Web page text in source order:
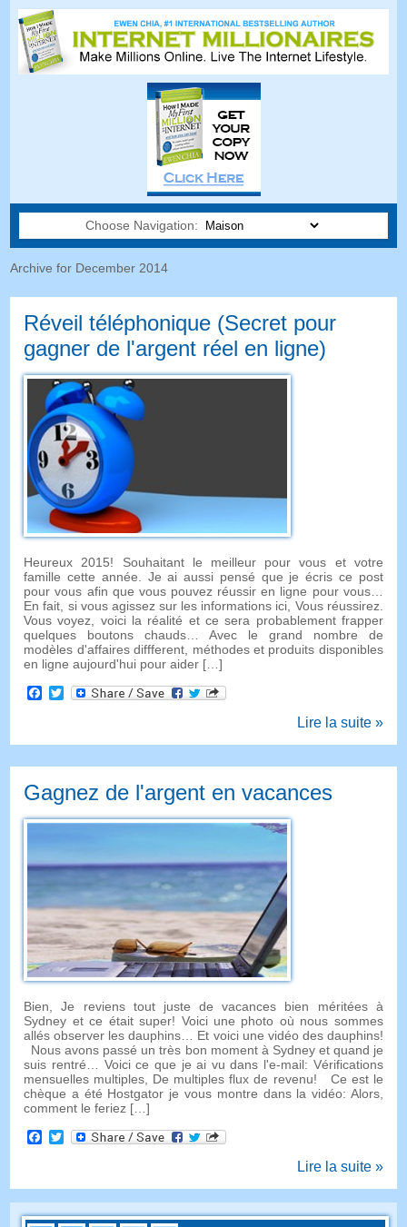
Choose Navigation:
Archive for December 2014
Réveil téléphonique (Secret pour
gagner de l'argent réel en ligne)
Heureux 2015! Souhaitant le meilleur pour vous et votre
famille cette année. Je ai aussi pensé que je écris ce post
pour vous afin que vous pouvez réussir en ligne pour vous…
En fait, si vous agissez sur les informations ici, Vous réussirez.
Vous voyez, voici la réalité et ce sera probablement frapper
quelques boutons chauds… Avec le grand nombre de
modèles d'affaires diffferent, méthodes et produits disponibles
en ligne aujourd'hui pour aider […]
Facebook
Twitter
Lire la suite »
Gagnez de l'argent en vacances
Bien, Je reviens tout juste de vacances bien méritées à
Sydney et ce était super! Voici une photo où nous sommes
allés observer les dauphins… Et voici une vidéo des dauphins!
Nous avons passé un très bon moment à Sydney et quand je
suis rentré… Voici ce que je ai vu dans l'e-mail: Vérifications
mensuelles multiples, De multiples flux de revenu! Ce est le
chèque a été Hostgator je vous montre dans la vidéo: Alors,
comment le feriez […]
Facebook
Twitter
Lire la suite »